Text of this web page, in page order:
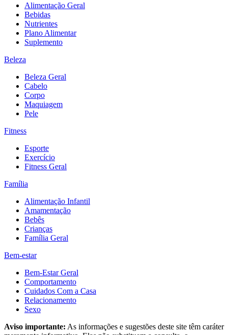
Alimentação Geral
Bebidas
Nutrientes
Plano Alimentar
Suplemento
Beleza
Beleza Geral
Cabelo
Corpo
Maquiagem
Pele
Fitness
Esporte
Exercício
Fitness Geral
Família
Alimentação Infantil
Amamentação
Bebês
Crianças
Família Geral
Bem-estar
Bem-Estar Geral
Comportamento
Cuidados Com a Casa
Relacionamento
Sexo
Aviso importante: As informações e sugestões deste site têm caráter